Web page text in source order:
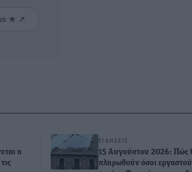
★ ↗
η
ΕΙΔΉΣΕΙΣ
15 Αυγούστου 2026: Πώς
πληρωθούν όσοι